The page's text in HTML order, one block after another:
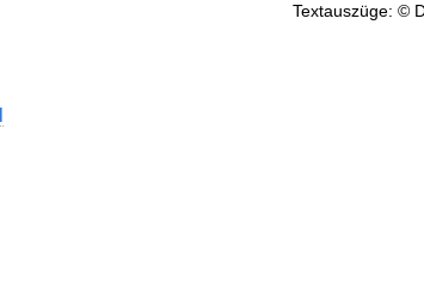
Textauszüge: ©